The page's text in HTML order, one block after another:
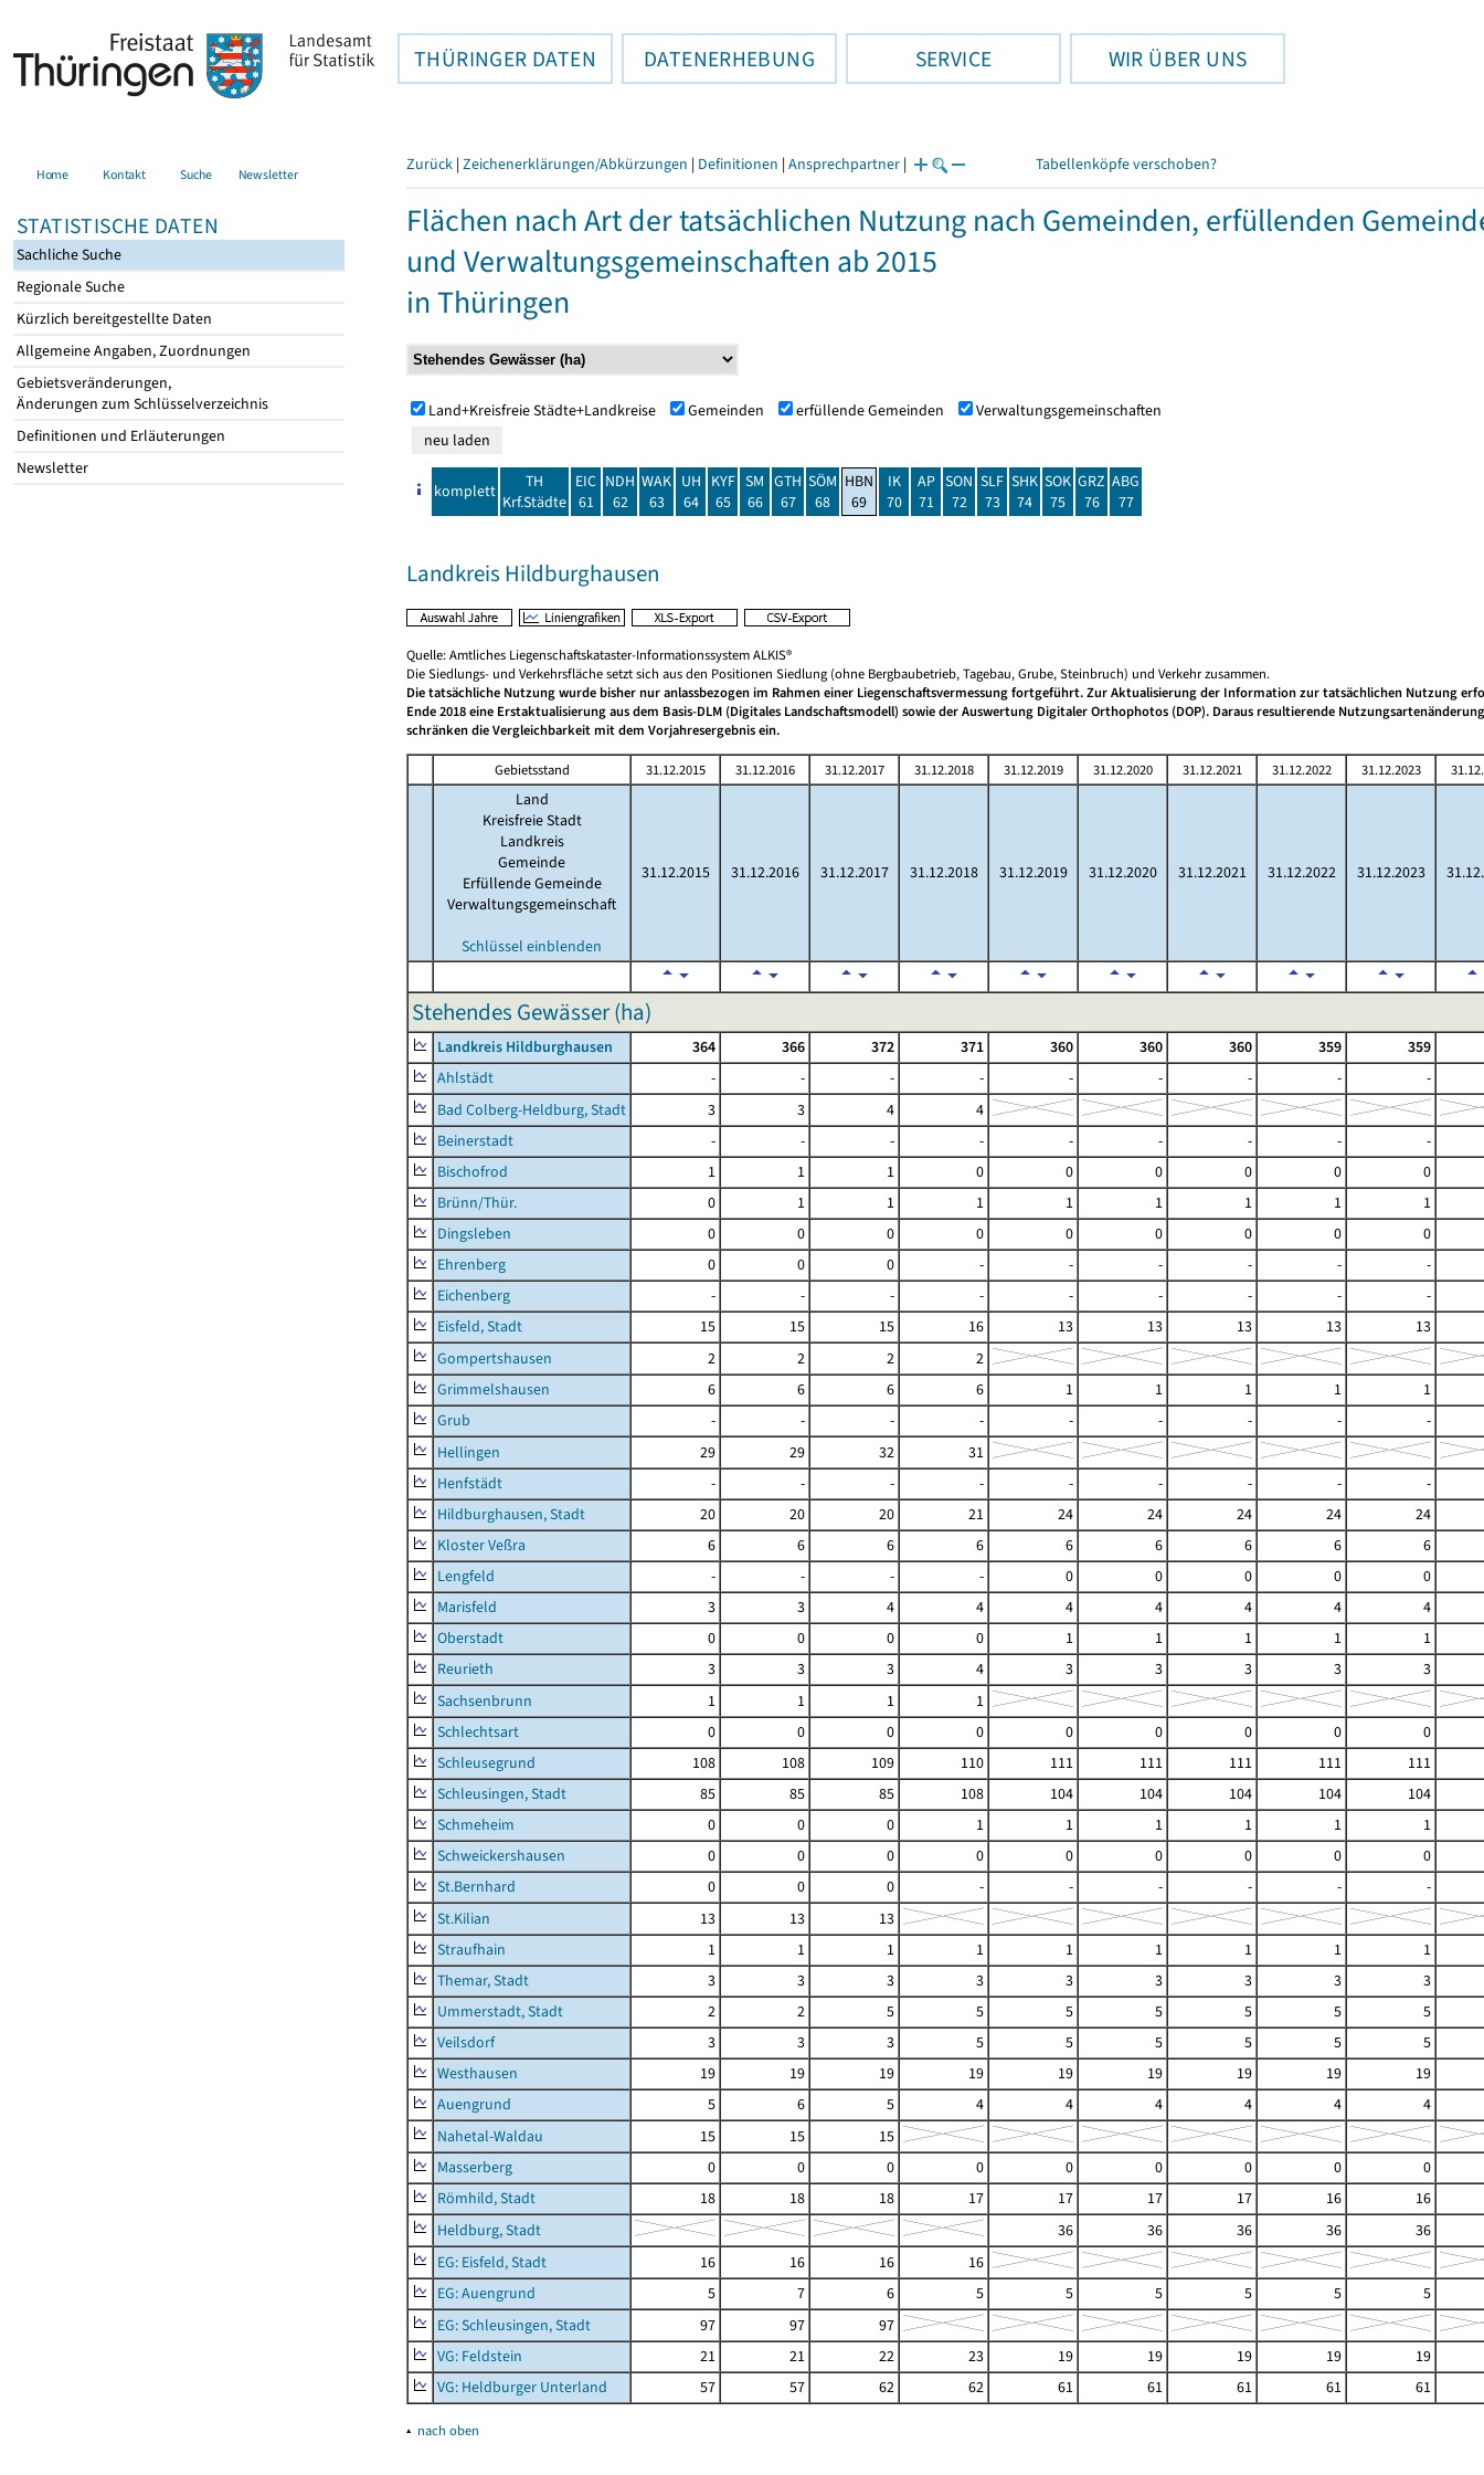
THÜRINGER DATEN DATENERHEBUNG SERVICE WIR ÜBER UNS
Home Kontakt Suche Newsletter
STATISTISCHE DATEN
Sachliche Suche
Regionale Suche
Kürzlich bereitgestellte Daten
Allgemeine Angaben, Zuordnungen
Gebietsveränderungen,
Änderungen zum Schlüsselverzeichnis
Definitionen und Erläuterungen
Newsletter
Zurück | Zeichenerklärungen/Abkürzungen | Definitionen | Ansprechpartner | Tabellenköpfe verschoben?
Flächen nach Art der tatsächlichen Nutzung nach Gemeinden, erfüllenden
und Verwaltungsgemeinschaften ab 2015
in Thüringen
Land+Kreisfreie Städte+Landkreise Gemeinden erfüllende Gemeinden Verwaltungsgemeinschaften
komplett
TH
Krf.Städte
EIC
61
NDH
62
WAK
63
UH
64
KYF
65
SM
66
GTH
67
SÖM
68
HBN
69
IK
70
AP
71
SON
72
SLF
73
SHK
74
SOK
75
GRZ
76
ABG
77
Landkreis Hildburghausen
Quelle: Amtliches Liegenschaftskataster-Informationssystem ALKIS®
Die Siedlungs- und Verkehrsfläche setzt sich aus den Positionen Siedlung (ohne Bergbaubetrieb, Tagebau, Grube, Steinbruch) und Verkehr zusammen.
Die tatsächliche Nutzung wurde bisher nur anlassbezogen im Rahmen einer Liegenschaftsvermessung fortgeführt. Zur Aktualisierung der Information zur tatsächlichen Nutzung
Ende 2018 eine Erstaktualisierung aus dem Basis-DLM (Digitales Landschaftsmodell) sowie der Auswertung Digitaler Orthophotos (DOP). Daraus resultierende
schränken die Vergleichbarkeit mit dem Vorjahresergebnis ein.
Gebietsstand 31.12.2015 31.12.2016 31.12.2017 31.12.2018 31.12.2019 31.12.2020 31.12.2021 31.12.2022 31.12.2023
Land
Kreisfreie Stadt
Landkreis
Gemeinde
Erfüllende Gemeinde
Verwaltungsgemeinschaft
Schlüssel einblenden
31.12.2015 31.12.2016 31.12.2017 31.12.2018 31.12.2019 31.12.2020 31.12.2021 31.12.2022 31.12.2023
Stehendes Gewässer (ha)
Landkreis Hildburghausen 364 366 372 371 360 360 360 359
359
Ahlstädt
- - - - - - - -
-
Bad Colberg-Heldburg, Stadt
3 3 4
4
Beinerstadt
- - - - - - - -
-
Bischofrod
1 1 1 0 0 0 0 0
0
Brünn/Thür.
0 1 1 1 1 1 1 1
1
Dingsleben
0 0 0 0 0 0 0 0
0
Ehrenberg
0 0 0 - - - - -
-
Eichenberg
- - - - - - - -
-
Eisfeld, Stadt
15 15 15 16 13 13 13 13
13
Gompertshausen
2 2 2
2
Grimmelshausen
6 6 6 6 1 1 1 1
1
Grub
- - - - - - - -
-
Hellingen
29 29 32
31
Henfstädt
- - - - - - - -
-
Hildburghausen, Stadt
20 20 20 21 24 24 24 24
24
Kloster Veßra
6 6 6 6 6 6 6 6
6
Lengfeld
- - - - 0 0 0 0
0
Marisfeld
3 3 4 4 4 4 4 4
4
Oberstadt
0 0 0 0 1 1 1 1
1
Reurieth
3 3 3 4 3 3 3 3
3
Sachsenbrunn
1 1 1
1
Schlechtsart
0 0 0 0 0 0 0 0
0
Schleusegrund
108 108 109 110 111 111 111 111
111
Schleusingen, Stadt
85 85 85 108 104 104 104 104
104
Schmeheim
0 0 0 1 1 1 1 1
1
Schweickershausen
0 0 0 0 0 0 0 0
0
St.Bernhard
0 0 0 - - - - -
-
St.Kilian
13 13
13
Straufhain
1 1 1 1 1 1 1 1
1
Themar, Stadt
3 3 3 3 3 3 3 3
3
Ummerstadt, Stadt
2 2 5 5 5 5 5 5
5
Veilsdorf
3 3 3 5 5 5 5 5
5
Westhausen
19 19 19 19 19 19 19 19
19
Auengrund
5 6 5 4 4 4 4 4
4
Nahetal-Waldau
15 15
15
Masserberg
0 0 0 0 0 0 0 0
0
Römhild, Stadt
18 18 18 17 17 17 17 16
16
Heldburg, Stadt
36 36 36 36
36
EG: Eisfeld, Stadt
16 16 16
16
EG: Auengrund
5 7 6 5 5 5 5 5
5
EG: Schleusingen, Stadt
97 97
97
VG: Feldstein
21 21 22 23 19 19 19 19
19
VG: Heldburger Unterland
57 57 62 62 61 61 61 61 61
▴ nach oben